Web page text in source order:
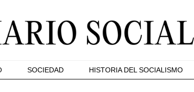
SOCIEDAD HISTORIA DEL SOCIALISMO